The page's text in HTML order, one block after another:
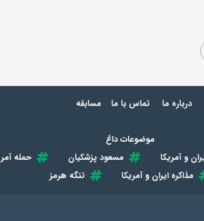
درباره ما تماس با ما مسابقه
موضوعات داغ
و آمریکا مسعود پزشکیان حمله
مذاکره ایران و آمریکا
تنگه هرمز